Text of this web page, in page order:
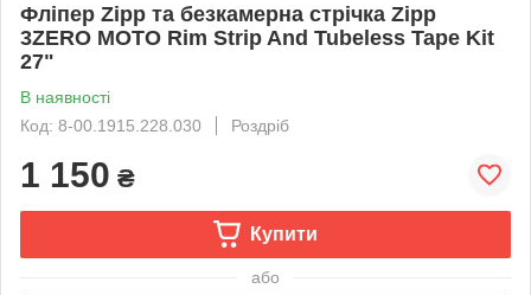
Фліпер Zipp та безкамерна стрічка Zipp
3ZERO MOTO Rim Strip And Tubeless Tape Kit
27"
В наявності
Код: 8-00.1915.228.030
Роздріб
1 150 ₴
Купити
або